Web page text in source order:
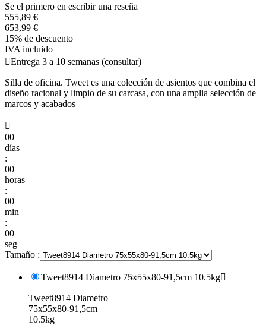
Se el primero en escribir una reseña
555,89 €
653,99 €
15% de descuento
IVA incluido
Entrega 3 a 10 semanas (consultar)
Silla de oficina. Tweet es una colección de asientos que combina el
diseño racional y limpio de su carcasa, con una amplia selección de
marcos y acabados

00
días
:
00
horas
:
00
min
:
00
seg
Tamaño :
Tweet8914 Diametro 75x55x80-91,5cm 10.5kg
Tweet8914 Diametro
75x55x80-91,5cm
10.5kg